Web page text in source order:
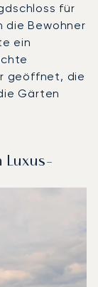
für
die Bewohner
ein
geöffnet, die
Gärten
Luxus-